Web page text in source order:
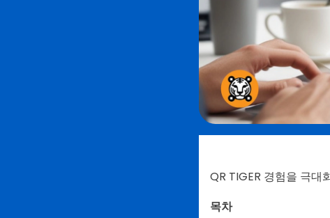
QR TIGER 경험을 극대
목차